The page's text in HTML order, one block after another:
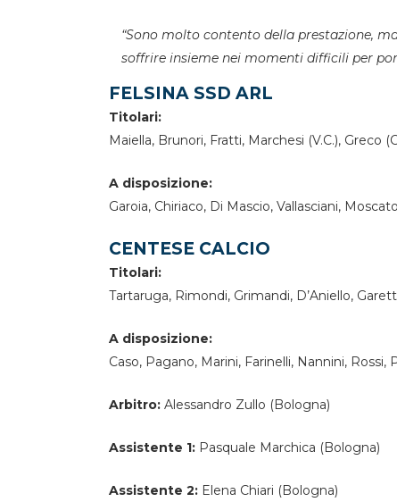
“Sono molto contento della prestazione,
soffrire insieme nei momenti difficili per
FELSINA SSD ARL
Titolari:
Maiella, Brunori, Fratti, Marchesi (V.C.), Greco
A disposizione:
Garoia, Chiriaco, Di Mascio, Vallasciani,
CENTESE CALCIO
Titolari:
Tartaruga, Rimondi, Grimandi, D’Aniello,
A disposizione:
Caso, Pagano, Marini, Farinelli, Nannini, Rossi,
Arbitro: Alessandro Zullo (Bologna)
Assistente 1: Pasquale Marchica (Bologna)
Assistente 2: Elena Chiari (Bologna)